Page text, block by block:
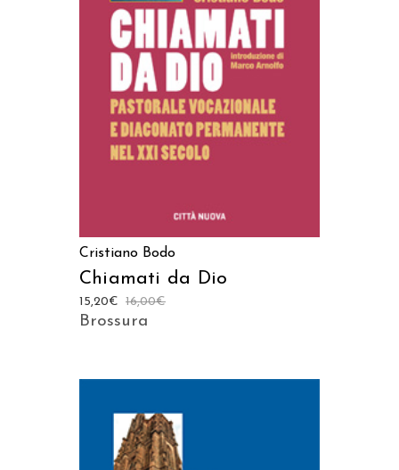
AGGIUNGI AL CARRELLO
Cristiano Bodo
Chiamati da Dio
16,00€
15,20€
Brossura